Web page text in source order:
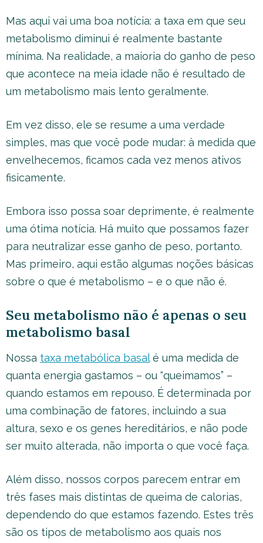
Mas aqui vai uma boa notícia: a taxa em que seu
metabolismo diminui é realmente bastante
mínima. Na realidade, a maioria do ganho de peso
que acontece na meia idade não é resultado de
um metabolismo mais lento geralmente.
Em vez disso, ele se resume a uma verdade
simples, mas que você pode mudar: à medida que
envelhecemos, ficamos cada vez menos ativos
fisicamente.
Embora isso possa soar deprimente, é realmente
uma ótima notícia. Há muito que possamos fazer
para neutralizar esse ganho de peso, portanto.
Mas primeiro, aqui estão algumas noções básicas
sobre o que é metabolismo – e o que não é.
Seu metabolismo não é apenas o seu
metabolismo basal
Nossa taxa metabólica basalé uma medida de
quanta energia gastamos – ou “queimamos” –
quando estamos em repouso. É determinada por
uma combinação de fatores, incluindo a sua
altura, sexo e os genes hereditários, e não pode
ser muito alterada, não importa o que você faça.
Além disso, nossos corpos parecem entrar em
três fases mais distintas de queima de calorias,
dependendo do que estamos fazendo. Estes três
são os tipos de metabolismo aos quais nos